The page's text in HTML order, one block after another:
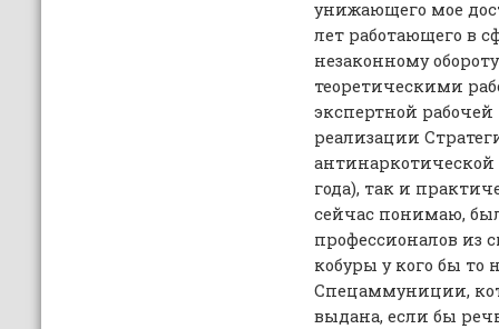
унижающего мое
лет работающего в
незаконному
теоретическими
экспертной
реализации
года), так и
сейчас понимаю,
профессионалов из
кобуры у кого бы то
Спецаммуниции,
выдана, если бы